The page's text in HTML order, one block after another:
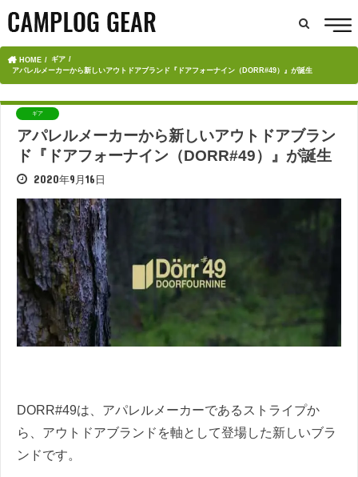
HOME
ギア
アパレルメーカーから新しいアウトドアブランド『ドアフォーナイン（DORR#49）』が誕生
ギア
アパレルメーカーから新しいアウトドアブラン
ド『ドアフォーナイン（DORR#49）』が誕生
2020年9月16日
DORR#49は、アパレルメーカーであるストライプか
ら、アウトドアブランドを軸として登場した新しいブラ
ンドです。